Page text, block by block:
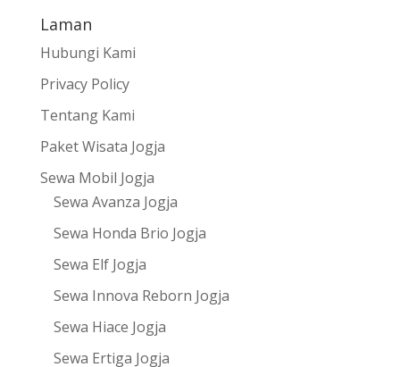
Laman
Hubungi Kami
Privacy Policy
Tentang Kami
Paket Wisata Jogja
Sewa Mobil Jogja
Sewa Avanza Jogja
Sewa Honda Brio Jogja
Sewa Elf Jogja
Sewa Innova Reborn Jogja
Sewa Hiace Jogja
Sewa Ertiga Jogja